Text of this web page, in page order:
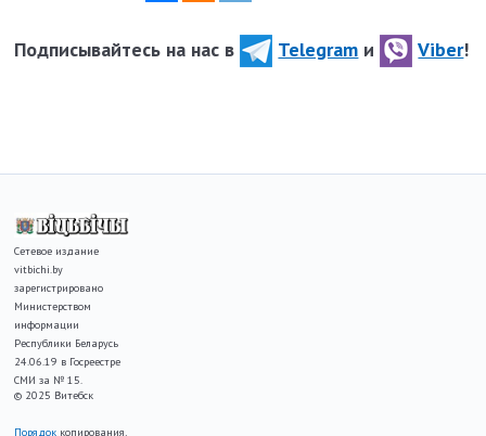
Подписывайтесь на нас в Telegram и Viber!
Сетевое издание
vitbichi.by
зарегистрировано
Министерством
информации
Республики Беларусь
24.06.19 в Госреестре
СМИ за № 15.
© 2025 Витебск
Порядок копирования,